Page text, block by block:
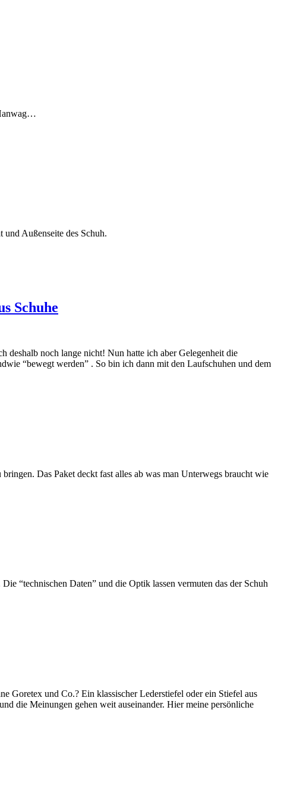
Außenseite des Schuh.
Schuhe
deshalb noch lange nicht! Nun hatte ich aber Gelegenheit die
“bewegt werden” . So bin ich dann mit den Laufschuhen und dem
Das Paket deckt fast alles ab was man Unterwegs braucht wie
“technischen Daten” und die Optik lassen vermuten das der Schuh
Goretex und Co.? Ein klassischer Lederstiefel oder ein Stiefel aus
die Meinungen gehen weit auseinander. Hier meine persönliche